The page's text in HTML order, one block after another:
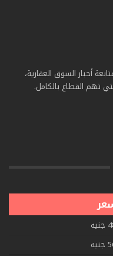
أخبار السوق العقارية،
تهم القطاع بالكامل.